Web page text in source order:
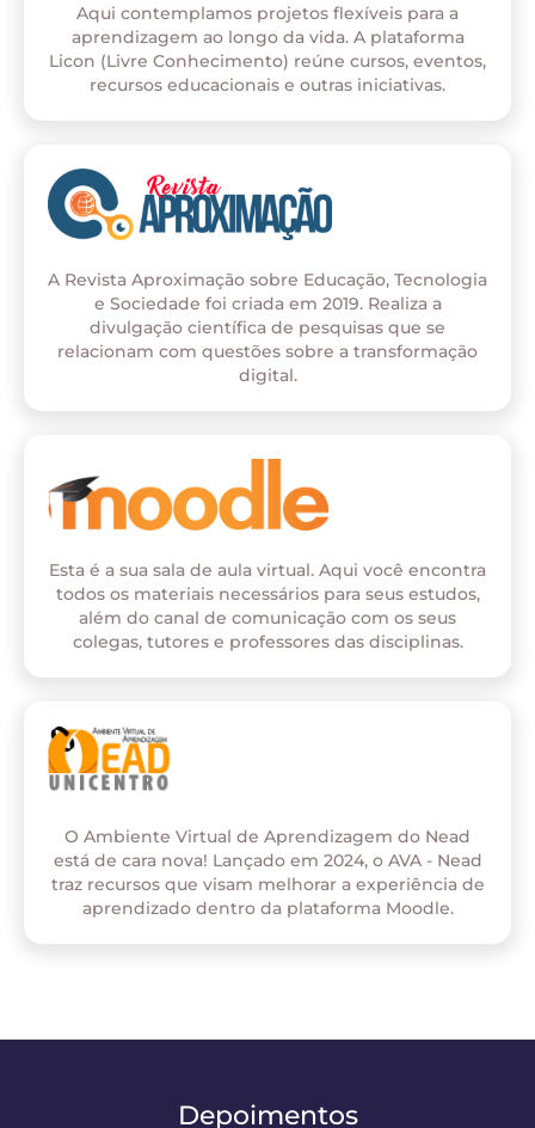
Aqui contemplamos projetos flexíveis para a
aprendizagem ao longo da vida. A plataforma
Licon (Livre Conhecimento) reúne cursos, eventos,
recursos educacionais e outras iniciativas.
A Revista Aproximação sobre Educação, Tecnologia
e Sociedade foi criada em 2019. Realiza a
divulgação científica de pesquisas que se
relacionam com questões sobre a transformação
digital.
Esta é a sua sala de aula virtual. Aqui você encontra
todos os materiais necessários para seus estudos,
além do canal de comunicação com os seus
colegas, tutores e professores das disciplinas.
O Ambiente Virtual de Aprendizagem do Nead
está de cara nova! Lançado em 2024, o AVA - Nead
traz recursos que visam melhorar a experiência de
aprendizado dentro da plataforma Moodle.
Depoimentos